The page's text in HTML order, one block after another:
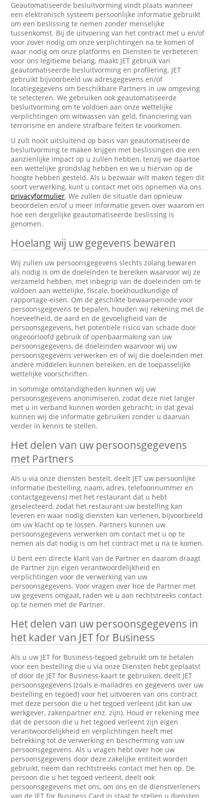
Geautomatiseerde besluitvorming vindt plaats wanneer
een elektronisch systeem persoonlijke informatie gebruikt
om een beslissing te nemen zonder menselijke
tussenkomst. Bij de uitvoering van het contract met u en/of
voor zover nodig om onze verplichtingen na te komen of
waar nodig om onze platforms en Diensten te verbeteren
voor ons legitieme belang, maakt JET gebruik van
geautomatiseerde besluitvorming en profilering. JET
gebruikt bijvoorbeeld uw adresgegevens en/of
locatiegegevens om beschikbare Partners in uw omgeving
te selecteren. We gebruiken ook geautomatiseerde
besluitvorming om te voldoen aan onze wettelijke
verplichtingen om witwassen van geld, financiering van
terrorisme en andere strafbare feiten te voorkomen.
U zult nooit uitsluitend op basis van geautomatiseerde
besluitvorming te maken krijgen met beslissingen die een
aanzienlijke impact op u zullen hebben, tenzij we daartoe
een wettelijke grondslag hebben en we u hiervan op de
hoogte hebben gesteld. Als u bezwaar wilt maken tegen dit
soort verwerking, kunt u contact met ons opnemen via ons
privacyformulier. We zullen de situatie dan opnieuw
beoordelen en/of u meer informatie geven over waarom en
hoe een dergelijke geautomatiseerde beslissing is
genomen.
Hoelang wij uw gegevens bewaren
Wij zullen uw persoonsgegevens slechts zolang bewaren
als nodig is om de doeleinden te bereiken waarvoor wij ze
verzameld hebben, met inbegrip van de doeleinden om te
voldoen aan wettelijke, fiscale, boekhoudkundige of
rapportage-eisen. Om de geschikte bewaarperiode voor
persoonsgegevens te bepalen, houden wij rekening met de
hoeveelheid, de aard en de gevoeligheid van de
persoonsgegevens, het potentiële risico van schade door
ongeoorloofd gebruik of openbaarmaking van uw
persoonsgegevens, de doeleinden waarvoor wij uw
persoonsgegevens verwerken en of wij die doeleinden met
andere middelen kunnen bereiken, en de toepasselijke
wettelijke voorschriften.
In sommige omstandigheden kunnen wij uw
persoonsgegevens anonimiseren, zodat deze niet langer
met u in verband kunnen worden gebracht; in dat geval
kunnen wij die informatie gebruiken zonder u daarvan
verder in kennis te stellen.
Het delen van uw persoonsgegevens
met Partners
Als u via onze diensten bestelt, deelt JET uw persoonlijke
informatie (bestelling, naam, adres, telefoonnummer en
contactgegevens) met het restaurant dat u hebt
geselecteerd, zodat het restaurant uw bestelling kan
leveren en waar nodig diensten kan verlenen, bijvoorbeeld
om uw klacht op te lossen. Partners kunnen uw
persoonsgegevens verwerken om contact met u op te
nemen als dat nodig is om het contract met u na te komen.
U bent een directe klant van de Partner en daarom draagt
de Partner zijn eigen verantwoordelijkheid en
verplichtingen voor de verwerking van uw
persoonsgegevens. Voor vragen over hoe de Partner met
uw gegevens omgaat, raden we u aan rechtstreeks contact
op te nemen met de Partner.
Het delen van uw persoonsgegevens in
het kader van JET for Business
Als u uw JET for Business-tegoed gebruikt om te betalen
voor een bestelling die u via onze Diensten hebt geplaatst
of door de JET for Business-kaart te gebruiken, deelt JET
persoonsgegevens (zoals e-mailadres en gegevens over uw
bestelling en tegoed) voor het uitvoeren van ons contract
met deze persoon die u het tegoed verleent (dit kan uw
werkgever, zakenpartner enz. zijn). Houd er rekening mee
dat de persoon die u het tegoed verleent zijn eigen
verantwoordelijkheid en verplichtingen heeft met
betrekking tot de verwerking en bescherming van uw
persoonsgegevens. Als u vragen hebt over hoe uw
persoonsgegevens door deze zakelijke entiteit worden
gebruikt, neem dan rechtstreeks contact met hen op. De
persoon die u het tegoed verleent, deelt ook
persoonsgegevens met ons, om ons en de dienstverleners
van de JET for Business Card in staat te stellen u diensten